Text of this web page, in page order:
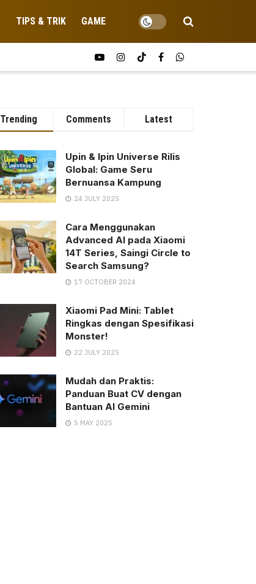
TIPS & TRIK GAME
Trending Comments Latest
Upin & Ipin Universe Rilis
Global: Game Seru
Bernuansa Kampung
24 JULY 2025
Cara Menggunakan
Advanced AI pada Xiaomi
14T Series, Saingi Circle to
Search Samsung?
17 OCTOBER 2024
Xiaomi Pad Mini: Tablet
Ringkas dengan Spesifikasi
Monster!
22 JULY 2025
Mudah dan Praktis:
Panduan Buat CV dengan
Bantuan AI Gemini
5 MAY 2025